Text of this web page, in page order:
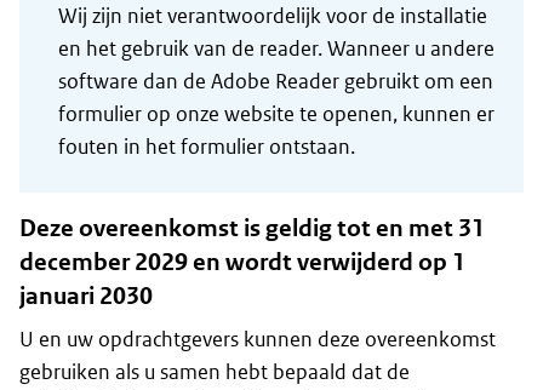
Wij zijn niet verantwoordelijk voor de installatie
en het gebruik van de reader. Wanneer u andere
software dan de Adobe Reader gebruikt om een
formulier op onze website te openen, kunnen er
fouten in het formulier ontstaan.
Deze overeenkomst is geldig tot en met 31
december 2029 en wordt verwijderd op 1
januari 2030
U en uw opdrachtgevers kunnen deze overeenkomst
gebruiken als u samen hebt bepaald dat de